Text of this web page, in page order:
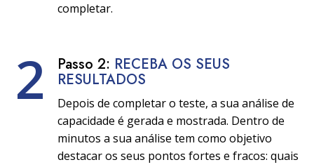
completar.
2 Passo 2: RECEBA OS SEUS
RESULTADOS
Depois de completar o teste, a sua análise de
capacidade é gerada e mostrada. Dentro de
minutos a sua análise tem como objetivo
destacar os seus pontos fortes e fracos: quais